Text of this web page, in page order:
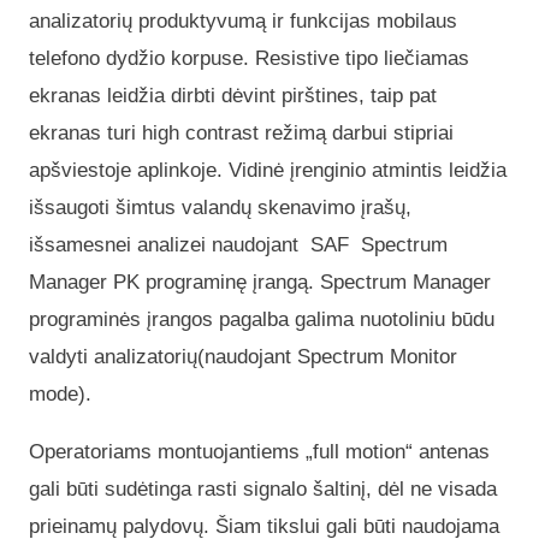
analizatorių produktyvumą ir funkcijas mobilaus
telefono dydžio korpuse. Resistive tipo liečiamas
ekranas leidžia dirbti dėvint pirštines, taip pat
ekranas turi high contrast režimą darbui stipriai
apšviestoje aplinkoje. Vidinė įrenginio atmintis leidžia
išsaugoti šimtus valandų skenavimo įrašų,
išsamesnei analizei naudojant SAF Spectrum
Manager PK programinę įrangą. Spectrum Manager
programinės įrangos pagalba galima nuotoliniu būdu
valdyti analizatorių(naudojant Spectrum Monitor
mode).
Operatoriams montuojantiems „full motion“ antenas
gali būti sudėtinga rasti signalo šaltinį, dėl ne visada
prieinamų palydovų. Šiam tikslui gali būti naudojama